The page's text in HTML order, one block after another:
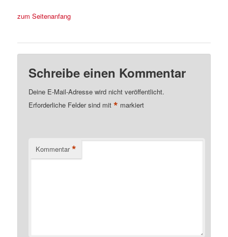
zum Seitenanfang
Schreibe einen Kommentar
Deine E-Mail-Adresse wird nicht veröffentlicht.
Erforderliche Felder sind mit* markiert
Kommentar *